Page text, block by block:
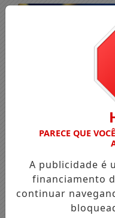
PARECE QUE
A publicidade é
financiamento
continuar